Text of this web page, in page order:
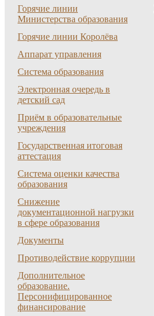
Горячие линии
Министерства образования
Горячие линии Королёва
Аппарат управления
Система образования
Электронная очередь в
детский сад
Приём в образовательные
учреждения
Государственная итоговая
аттестация
Система оценки качества
образования
Снижение
документационной нагрузки
в сфере образования
Документы
Противодействие коррупции
Дополнительное
образование.
Персонифицированное
финансирование